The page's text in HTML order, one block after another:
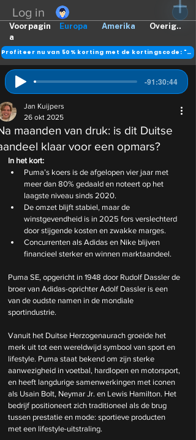
Log in
Europa Amerika Overig..
Voorpagin
a
Profiteer nu van 50% korting met de kortingscode: "DANK"
-91:30:44
maanden van druk: is dit Duitse
klaar voor een opmars?
Jan Kuijpers
26 okt 2025
In het kort:
Puma’s koers is de afgelopen vier jaar met
meer dan 80% gedaald en noteert op het
laagste niveau sinds 2020.
De omzet blijft stabiel, maar de
winstgevendheid is in 2025 fors verslechterd
door stijgende kosten en zwakke marges.
Concurrenten als Adidas en Nike blijven
financieel sterker en winnen marktaandeel.
Puma SE, opgericht in 1948 door Rudolf Dassler de
broer van Adidas-oprichter Adolf Dassler is een
van de oudste namen in de mondiale
sportindustrie.
Vanuit het Duitse Herzogenaurach groeide het
merk uit tot een wereldwijd symbool van sport en
lifestyle. Puma staat bekend om zijn sterke
aanwezigheid in voetbal, hardlopen en motorsport,
en heeft langdurige samenwerkingen met iconen
als Usain Bolt, Neymar Jr. en Lewis Hamilton. Het
bedrijf positioneert zich traditioneel als de brug
tussen prestatie en mode: sportieve producten
met een lifestyle-uitstraling.